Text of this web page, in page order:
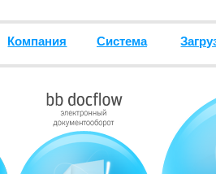
Компания Система